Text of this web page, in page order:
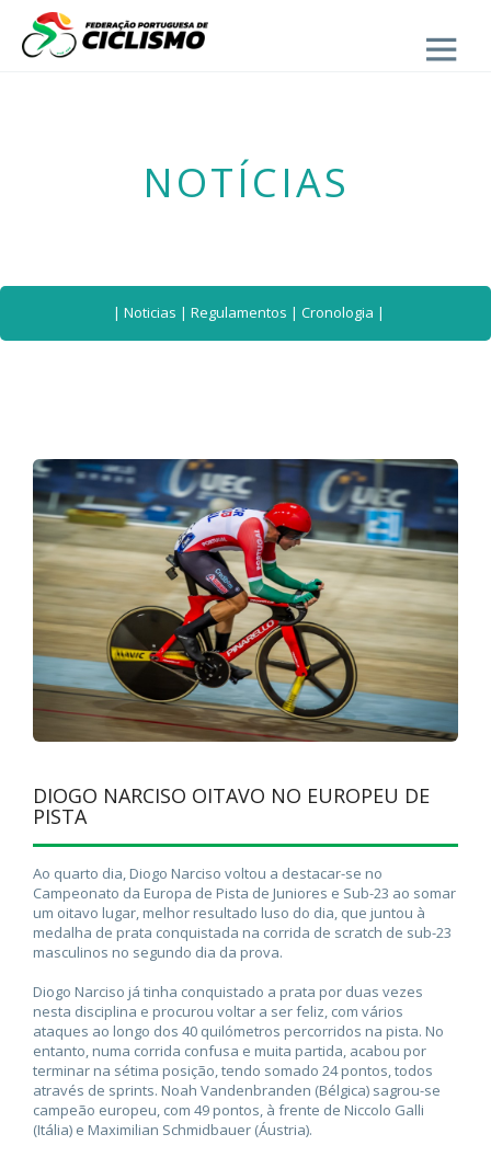
Close
- Seleção Nacional
NOTÍCIAS
| Noticias | Regulamentos | Cronologia |
DIOGO NARCISO OITAVO NO EUROPEU DE
PISTA
Ao quarto dia, Diogo Narciso voltou a destacar-se no
Campeonato da Europa de Pista de Juniores e Sub-23 ao somar
um oitavo lugar, melhor resultado luso do dia, que juntou à
medalha de prata conquistada na corrida de scratch de sub-23
masculinos no segundo dia da prova.
Diogo Narciso já tinha conquistado a prata por duas vezes
nesta disciplina e procurou voltar a ser feliz, com vários
ataques ao longo dos 40 quilómetros percorridos na pista. No
entanto, numa corrida confusa e muita partida, acabou por
terminar na sétima posição, tendo somado 24 pontos, todos
através de sprints. Noah Vandenbranden (Bélgica) sagrou-se
campeão europeu, com 49 pontos, à frente de Niccolo Galli
(Itália) e Maximilian Schmidbauer (Áustria).